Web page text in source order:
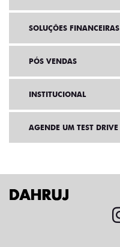
SOLUÇÕES FINANCEIRAS
PÓS VENDAS
INSTITUCIONAL
AGENDE UM TEST DRIVE